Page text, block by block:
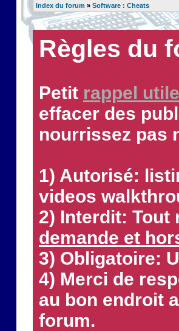
Index du forum » Software : Cheats
Règles du
Petit rappel
effacer des
nourrissez pas
1) Autorisé:
videos
2) Interdit:
demande et
3) Obligatoire:
4) Merci de
au bon endroit
forum.